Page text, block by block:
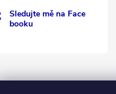
Sledujte mě na Face
booku